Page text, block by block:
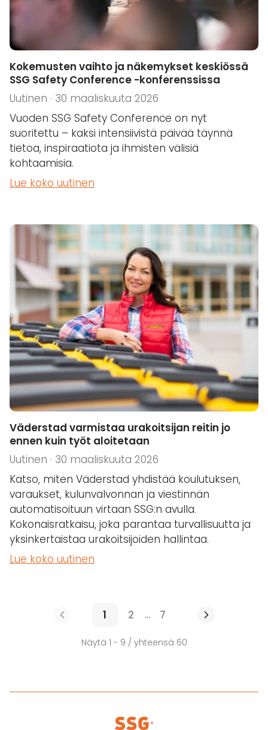
Kokemusten vaihto ja näkemykset keskiössä
SSG Safety Conference -konferenssissa
Uutinen · 30 maaliskuuta 2026
Vuoden SSG Safety Conference on nyt
suoritettu – kaksi intensiivistä päivää täynnä
tietoa, inspiraatiota ja ihmisten välisiä
kohtaamisia.
Lue koko uutinen
Väderstad varmistaa urakoitsijan reitin jo
ennen kuin työt aloitetaan
Uutinen · 30 maaliskuuta 2026
Katso, miten Väderstad yhdistää koulutuksen,
varaukset, kulunvalvonnan ja viestinnän
automatisoituun virtaan SSG:n avulla.
Kokonaisratkaisu, joka parantaa turvallisuutta ja
yksinkertaistaa urakoitsijoiden hallintaa.
Lue koko uutinen
1 2 ... 7
Näytä 1 - 9 / yhteensä 60